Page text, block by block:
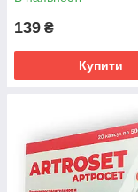
139 ₴
Купити